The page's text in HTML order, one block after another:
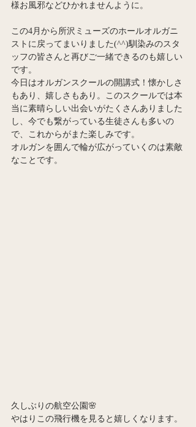
様お風邪などひかれませんように。
この4月から所沢ミューズのホールオルガニ
ストに戻ってまいりました(^^)馴染みのスタ
ッフの皆さんと再びご一緒できるのも嬉しい
です。
今日はオルガンスクールの開講式！懐かしさ
もあり、嬉しさもあり。このスクールでは本
当に素晴らしい出会いがたくさんありました
し、今でも繋がっている生徒さんも多いの
で、これからがまた楽しみです。
オルガンを囲んで輪が広がっていくのは素敵
なことです。
久しぶりの航空公園🌸
やはりこの飛行機を見ると嬉しくなります。